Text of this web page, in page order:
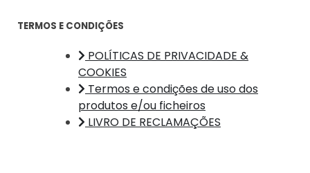
TERMOS E CONDIÇÕES
POLÍTICAS DE PRIVACIDADE &
COOKIES
Termos e condições de uso dos
produtos e/ou ficheiros
LIVRO DE RECLAMAÇÕES